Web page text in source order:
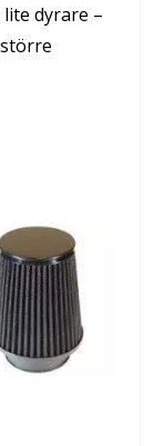
dyrare –